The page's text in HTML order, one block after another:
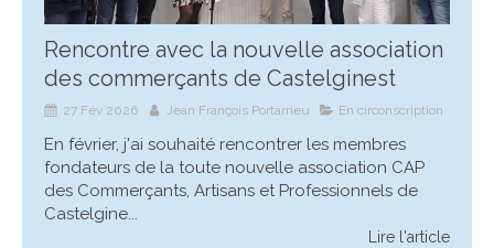
Rencontre avec la nouvelle association
des commerçants de Castelginest
27 Fév 2026 Jean François Portarrieu En circonscription
En février, j'ai souhaité rencontrer les membres
fondateurs de la toute nouvelle association CAP
des Commerçants, Artisans et Professionnels de
Castelgine...
Lire l'article